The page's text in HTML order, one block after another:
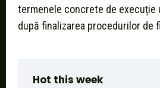
termenele concrete de execuție
după finalizarea procedurilor de
Hot this week